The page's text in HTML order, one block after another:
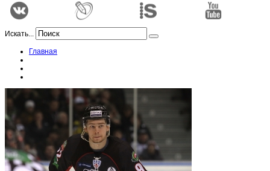
Искать...
Главная